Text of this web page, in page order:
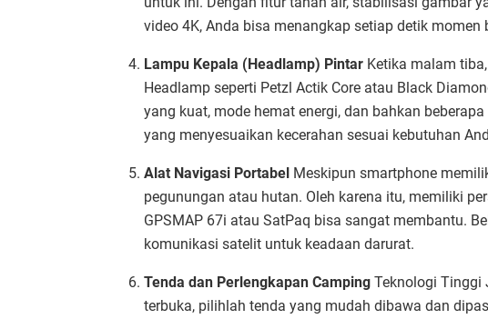
video 4K, Anda bisa menangkap setiap detik
Lampu Kepala (Headlamp) Pintar Ketika malam
Headlamp seperti Petzl Actik Core atau Black
yang kuat, mode hemat energi, dan bahkan
yang menyesuaikan kecerahan sesuai kebutuhan
Alat Navigasi Portabel Meskipun smartphone
pegunungan atau hutan. Oleh karena itu, memiliki
GPSMAP 67i atau SatPaq bisa sangat membantu.
komunikasi satelit untuk keadaan darurat.
Tenda dan Perlengkapan Camping Teknologi Tinggi
terbuka, pilihlah tenda yang mudah dibawa dan